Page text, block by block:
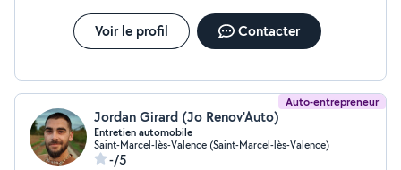
Voir le profil Contacter
Auto-entrepreneur
Jordan Girard (Jo Renov'Auto)
Entretien automobile
Saint-Marcel-lès-Valence (Saint-Marcel-lès-Valence)
-/5